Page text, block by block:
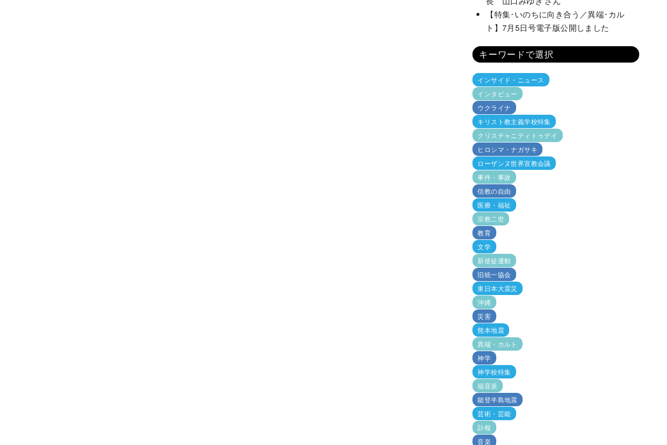
【特集･いのちに向き合う／異端･カル
ト】7月5日号電子版公開しました
キーワードで選択
インサイド・ニュース
インタビュー
ウクライナ
キリスト教主義学校特集
クリスチャニティトゥデイ
ヒロシマ・ナガサキ
ローザンヌ世界宣教会議
事件・事故
信教の自由
医療・福祉
宗教二世
教育
文学
新使徒運動
旧統一協会
東日本大震災
沖縄
災害
熊本地震
異端・カルト
神学
神学校特集
福音派
能登半島地震
芸術・芸能
訃報
音楽